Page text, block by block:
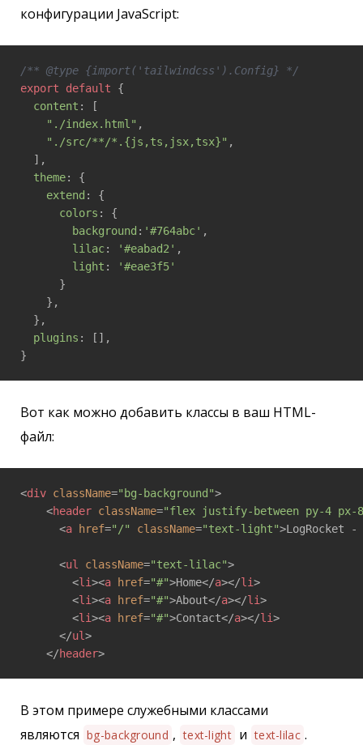
конфигурации JavaScript:
/** @type {import('tailwindcss').Config} */
export
default {
content : [
"./index.html" ,
"./src/**/*.{js,ts,jsx,tsx}" ,
  ],
theme: {
extend : {
colors : {
background : '#764abc' ,
lilac: '#eabad2' ,
light :
'#eae3f5'
      }
    },
  },
plugins : [],
}
Вот как можно добавить классы в ваш HTML-
файл:
<div className="bg-background">
<header className="flex justify-between py-4 px-
<a href="/" className="text-light">LogRocket -
<ul className="text-lilac">
<li><a href="#">Home</a></li>
<li><a href="#">About</a></li>
<li><a href="#">Contact</a></li>
</ul>
</header>
В этом примере служебными классами
являются bg-background , text-light и text-lilac .